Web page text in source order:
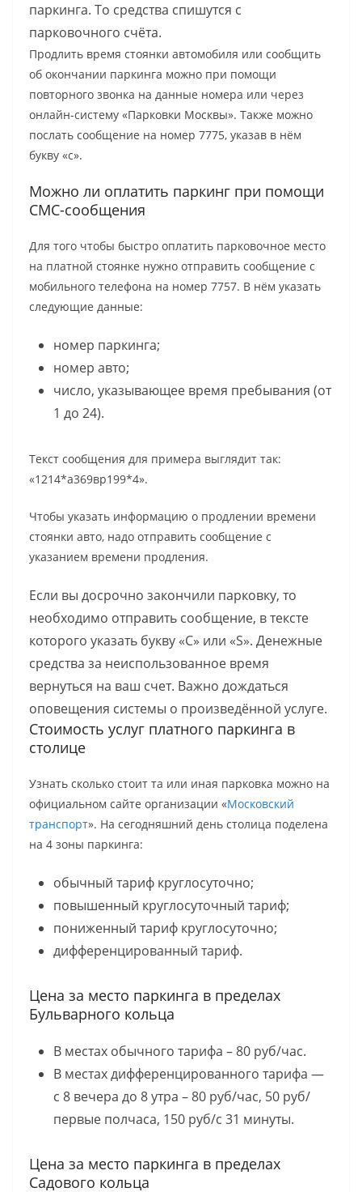
паркинга. То средства спишутся с
парковочного счёта.
Продлить время стоянки автомобиля или сообщить
об окончании паркинга можно при помощи
повторного звонка на данные номера или через
онлайн-систему «Парковки Москвы». Также можно
послать сообщение на номер 7775, указав в нём
букву «с».
Можно ли оплатить паркинг при помощи
СМС-сообщения
Для того чтобы быстро оплатить парковочное место
на платной стоянке нужно отправить сообщение с
мобильного телефона на номер 7757. В нём указать
следующие данные:
номер паркинга;
номер авто;
число, указывающее время пребывания (от
1 до 24).
Текст сообщения для примера выглядит так:
«1214*а369вр199*4».
Чтобы указать информацию о продлении времени
стоянки авто, надо отправить сообщение с
указанием времени продления.
Если вы досрочно закончили парковку, то
необходимо отправить сообщение, в тексте
которого указать букву «С» или «S». Денежные
средства за неиспользованное время
вернуться на ваш счет. Важно дождаться
оповещения системы о произведённой услуге.
Стоимость услуг платного паркинга в
столице
Узнать сколько стоит та или иная парковка можно на
официальном сайте организации «Московский
транспорт». На сегодняшний день столица поделена
на 4 зоны паркинга:
обычный тариф круглосуточно;
повышенный круглосуточный тариф;
пониженный тариф круглосуточно;
дифференцированный тариф.
Цена за место паркинга в пределах
Бульварного кольца
В местах обычного тарифа – 80 руб/час.
В местах дифференцированного тарифа —
с 8 вечера до 8 утра – 80 руб/час, 50 руб/
первые полчаса, 150 руб/с 31 минуты.
Цена за место паркинга в пределах
Садового кольца